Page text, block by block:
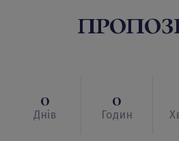
0
Днів
0
Годин